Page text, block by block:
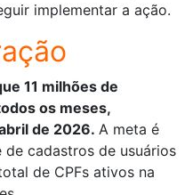
implementar a ação.
11 milhões de
os meses,
de 2026. A meta é
cadastros de usuários
de CPFs ativos na